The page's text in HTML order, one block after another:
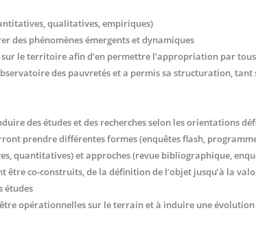
qualitatives, empiriques)
des phénomènes émergents et dynamiques
le territoire afin d’en permettre l’appropriation par
des pauvretés et a permis sa structuration,
des études et des recherches selon les orientations
prendre différentes formes (enquêtes flash,
quantitatives) et approches (revue bibliographique,
être co-construits, de la définition de l’objet jusqu’à la
études
opérationnelles sur le terrain et à induire une